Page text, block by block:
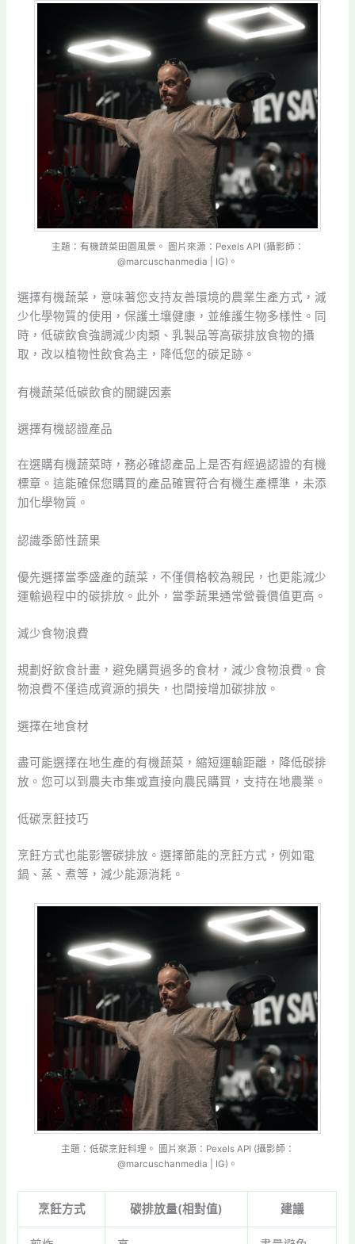
主題：有機蔬菜田園風景。 圖片來源：Pexels API (攝影師：
@marcuschanmedia | IG)。
選擇有機蔬菜，意味著您支持友善環境的農業生產方式，減
少化學物質的使用，保護土壤健康，並維護生物多樣性。同
時，低碳飲食強調減少肉類、乳製品等高碳排放食物的攝
取，改以植物性飲食為主，降低您的碳足跡。
有機蔬菜低碳飲食的關鍵因素
選擇有機認證產品
在選購有機蔬菜時，務必確認產品上是否有經過認證的有機
標章。這能確保您購買的產品確實符合有機生產標準，未添
加化學物質。
認識季節性蔬果
優先選擇當季盛產的蔬菜，不僅價格較為親民，也更能減少
運輸過程中的碳排放。此外，當季蔬果通常營養價值更高。
減少食物浪費
規劃好飲食計畫，避免購買過多的食材，減少食物浪費。食
物浪費不僅造成資源的損失，也間接增加碳排放。
選擇在地食材
盡可能選擇在地生產的有機蔬菜，縮短運輸距離，降低碳排
放。您可以到農夫市集或直接向農民購買，支持在地農業。
低碳烹飪技巧
烹飪方式也能影響碳排放。選擇節能的烹飪方式，例如電
鍋、蒸、煮等，減少能源消耗。
主題：低碳烹飪料理。 圖片來源：Pexels API (攝影師：
@marcuschanmedia | IG)。
烹飪方式 碳排放量(相對值) 建議